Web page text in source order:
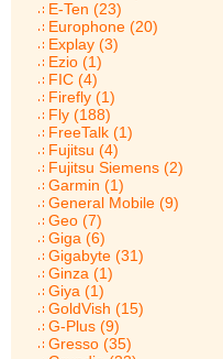
E-Ten (23)
Europhone (20)
Explay (3)
Ezio (1)
FIC (4)
Firefly (1)
Fly (188)
FreeTalk (1)
Fujitsu (4)
Fujitsu Siemens (2)
Garmin (1)
General Mobile (9)
Geo (7)
Giga (6)
Gigabyte (31)
Ginza (1)
Giya (1)
GoldVish (15)
G-Plus (9)
Gresso (35)